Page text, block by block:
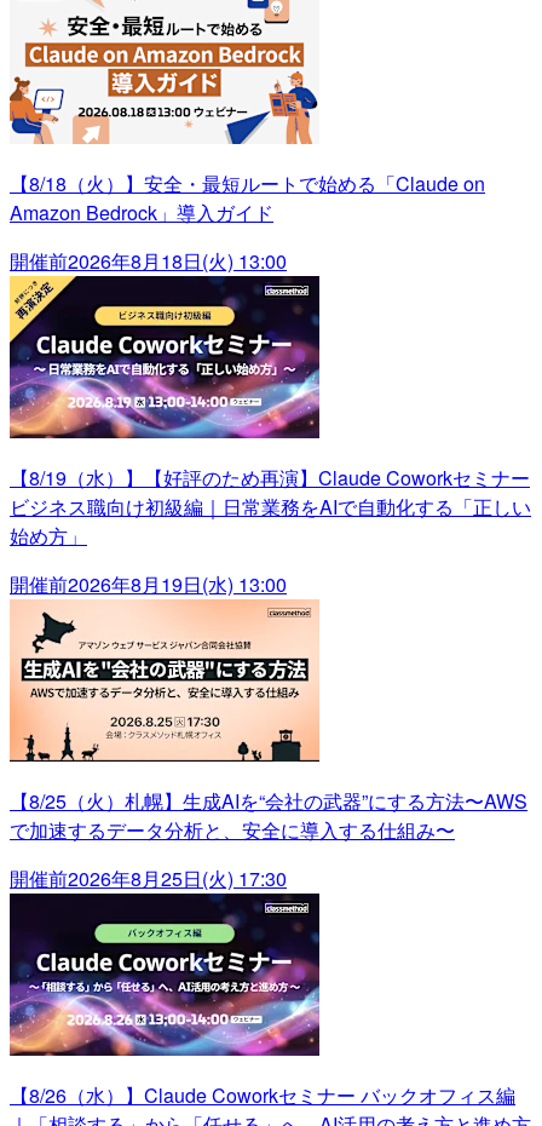
【8/18（火）】安全・最短ルートで始める「Claude on
Amazon Bedrock」導入ガイド
開催前2026年8月18日(火) 13:00
【8/19（水）】【好評のため再演】Claude Coworkセミナー
ビジネス職向け初級編｜日常業務をAIで自動化する「正しい
始め方」
開催前2026年8月19日(水) 13:00
【8/25（火）札幌】生成AIを“会社の武器”にする方法〜AWS
で加速するデータ分析と、安全に導入する仕組み〜
開催前2026年8月25日(火) 17:30
【8/26（水）】Claude Coworkセミナー バックオフィス編